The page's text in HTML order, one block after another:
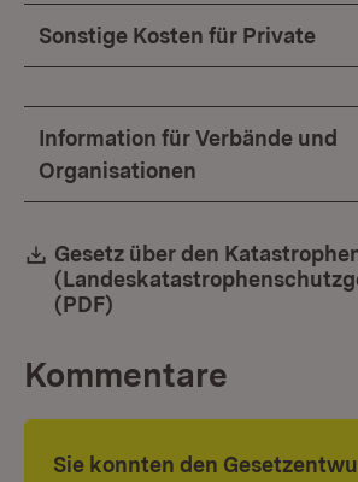
Sonstige Kosten für Private
Information für Verbände und
Organisationen
Download:
Gesetz über den
(PDF)
Kommentare
Sie konnten den